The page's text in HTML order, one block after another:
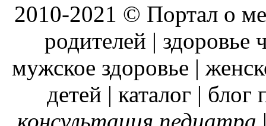
2010-2021 © Портал о
родителей | здоровье
мужское здоровье |
детей | каталог | блог